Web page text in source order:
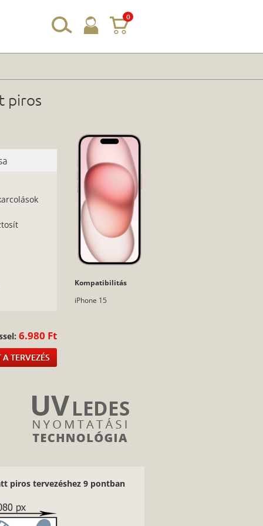
0
piros
6.980 Ft
TERVEZÉS
Kompatibilitás
iPhone 15
piros tervezéshez 9 pontban